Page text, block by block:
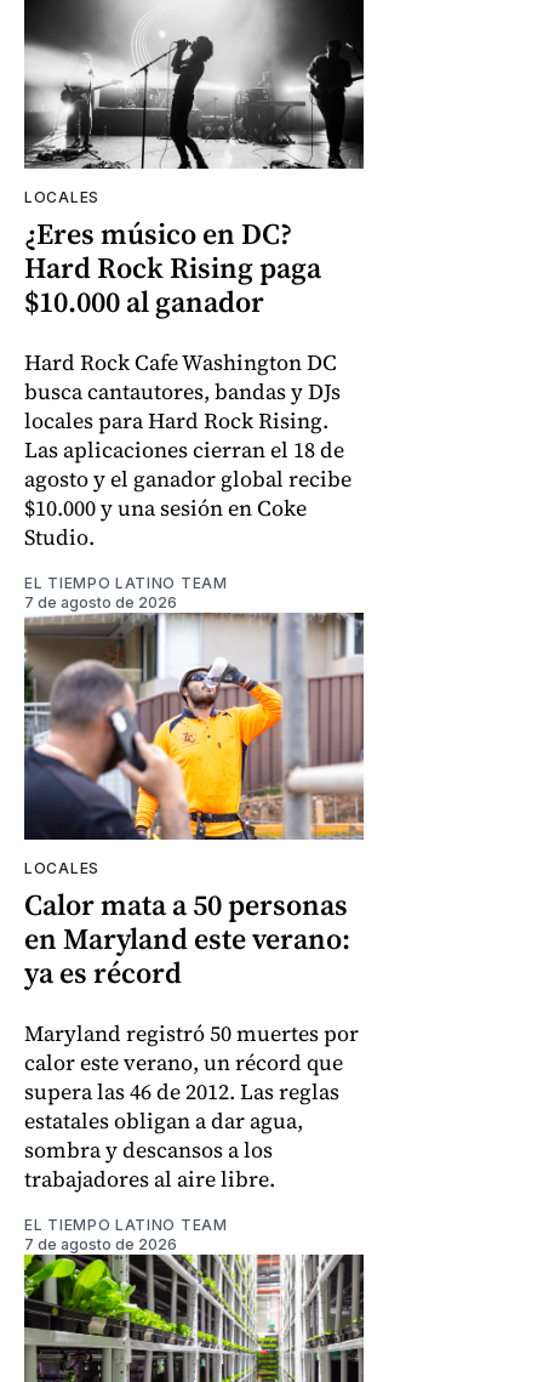
LOCALES
¿Eres músico en DC?
Hard Rock Rising paga
$10.000 al ganador
Hard Rock Cafe Washington DC
busca cantautores, bandas y DJs
locales para Hard Rock Rising.
Las aplicaciones cierran el 18 de
agosto y el ganador global recibe
$10.000 y una sesión en Coke
Studio.
EL TIEMPO LATINO TEAM
7 de agosto de 2026
LOCALES
Calor mata a 50 personas
en Maryland este verano:
ya es récord
Maryland registró 50 muertes por
calor este verano, un récord que
supera las 46 de 2012. Las reglas
estatales obligan a dar agua,
sombra y descansos a los
trabajadores al aire libre.
EL TIEMPO LATINO TEAM
7 de agosto de 2026